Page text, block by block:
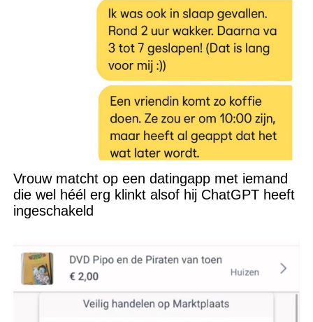
Vrouw matcht op een datingapp met iemand
die wel héél erg klinkt alsof hij ChatGPT heeft
ingeschakeld